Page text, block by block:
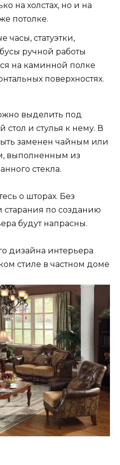
на холстах, но и на
потолке.
часы, статуэтки,
ручной работы
на каминной полке
поверхностях.
выделить под
и стулья к нему. В
заменен чайным или
выполненным из
стекла.
о шторах. Без
по созданию
будут напрасны.
дизайна интерьера
стиле в частном доме